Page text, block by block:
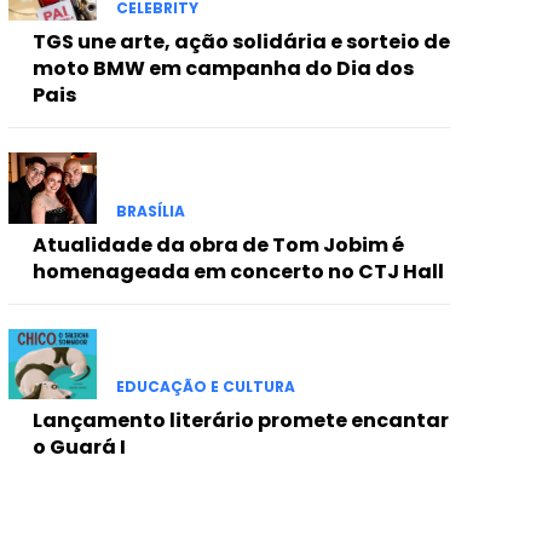
CELEBRITY
TGS une arte, ação solidária e sorteio de
moto BMW em campanha do Dia dos
Pais
BRASÍLIA
Atualidade da obra de Tom Jobim é
homenageada em concerto no CTJ Hall
EDUCAÇÃO E CULTURA
Lançamento literário promete encantar
o Guará I